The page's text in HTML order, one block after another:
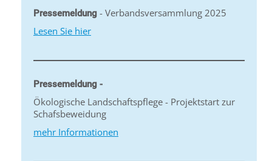
Pressemeldung - Verbandsversammlung 2025
Lesen Sie hier
Pressemeldung -
Ökologische Landschaftspflege - Projektstart zur
Schafsbeweidung
mehr Informationen